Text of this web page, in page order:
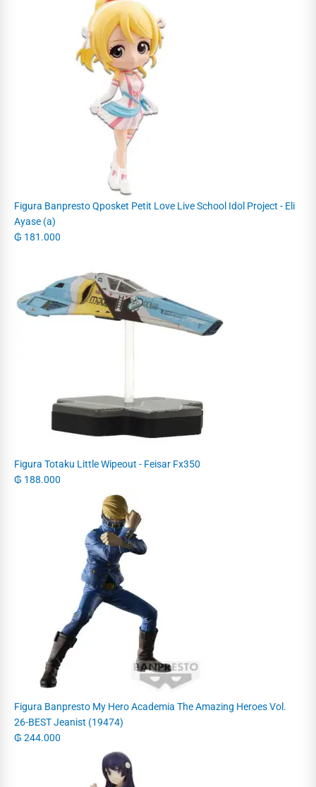
Figura Banpresto Qposket Petit Love Live School Idol Project - Eli
Ayase (a)
₲ 181.000
Figura Totaku Little Wipeout - Feisar Fx350
₲ 188.000
Figura Banpresto My Hero Academia The Amazing Heroes Vol.
26-BEST Jeanist (19474)
₲ 244.000